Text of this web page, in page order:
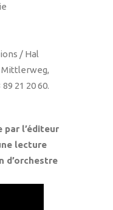
/ Hal
Mittlerweg,
21 20 60.
par l’éditeur
lecture
d’orchestre